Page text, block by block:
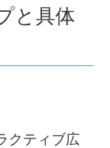
と具体
クティブ広